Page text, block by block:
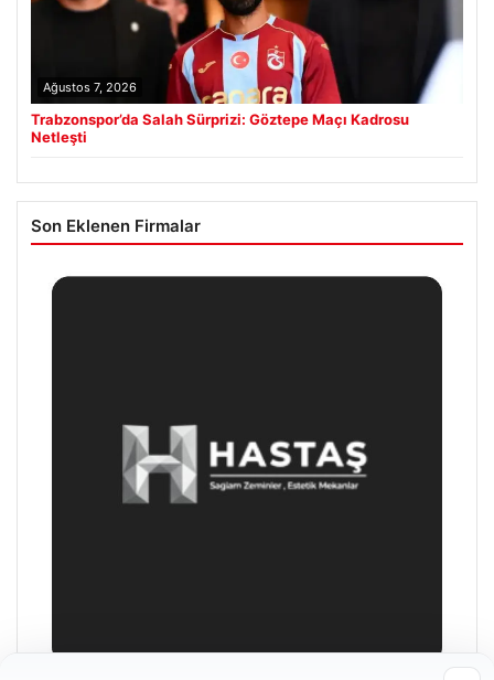
Ağustos 7, 2026
Trabzonspor’da Salah Sürprizi: Göztepe Maçı Kadrosu
Netleşti
Son Eklenen Firmalar